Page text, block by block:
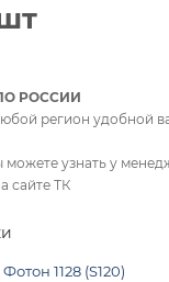
РОССИИ
регион удобной
можете узнать у
сайте ТК
Фотон 1128 (S120)